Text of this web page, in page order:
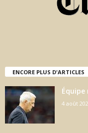
ENCORE PLUS D'ARTICLES
4 août